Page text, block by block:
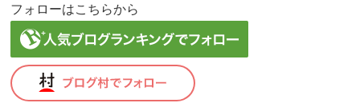
フォローはこちらから